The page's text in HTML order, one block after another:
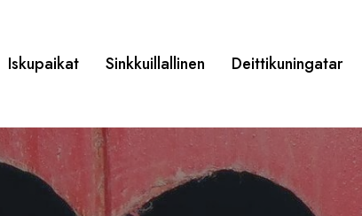
Iskupaikat Sinkkuillallinen Deittikuningatar